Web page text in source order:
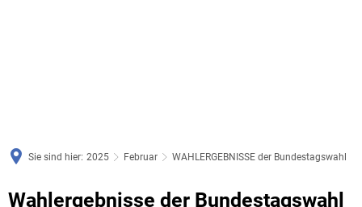
Sie sind hier: 2025 Februar WAHLERGEBNISSE der Bundestagswahl
Wahlergebnisse der Bundestagswahl